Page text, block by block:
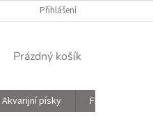
OCHRANA OSOBNÍCH ÚDAJŮ
Přihlášení
NÁKUPNÍ
Prázdný košík
Akvarijní písky
Filtrační písky